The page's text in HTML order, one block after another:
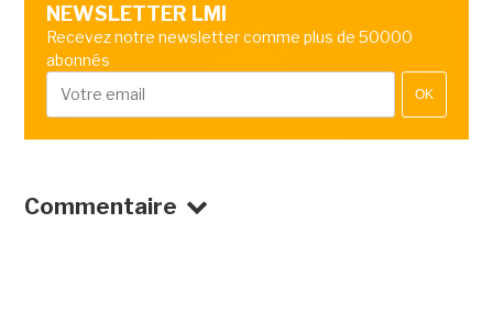
NEWSLETTER LMI
Recevez notre newsletter comme plus de 50000
abonnés
OK
Commentaire